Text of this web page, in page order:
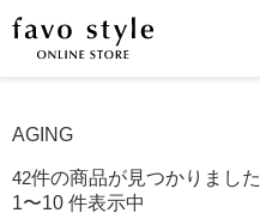
AGING
42件の商品が見つかりました
1〜10 件表示中